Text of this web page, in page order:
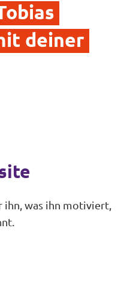
deiner
was ihn motiviert,